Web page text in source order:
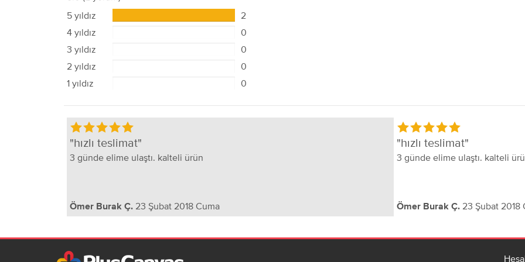
5 yıldız
2
4 yıldız
0
3 yıldız
0
2 yıldız
0
1 yıldız
0
hızlı teslimat
3 günde elime ulaştı. kalteli ürün
Ömer Burak Ç. 23 Şubat 2018 Cuma
hızlı teslimat
3 günde elime ulaştı. kalteli
Ömer Burak Ç. 23 Şubat 2018